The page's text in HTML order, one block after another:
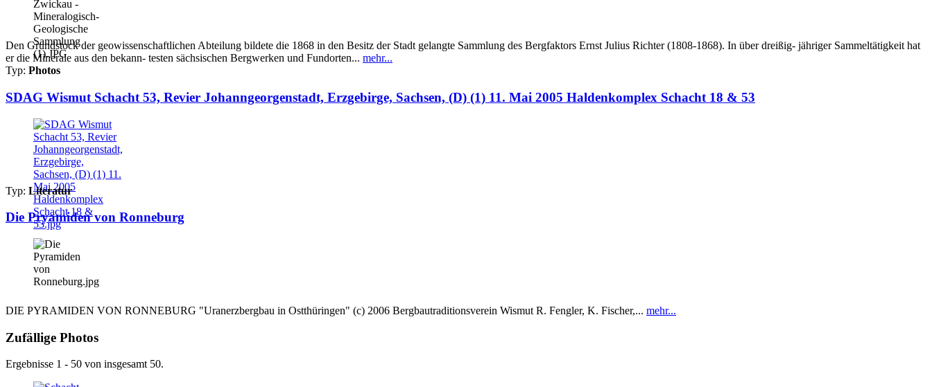
Den Grundstock der geowissenschaftlichen Abteilung bildete die 1868 in den Besitz der Stadt gelangte Sammlung des Bergfaktors Ernst Julius Richter (1808-1868). In über dreißig- jähriger Sammeltätigkeit hat
er die Minerale aus den bekann- testen sächsischen Bergwerken und Fundorten... mehr...
Typ: Photos
SDAG Wismut Schacht 53, Revier Johanngeorgenstadt, Erzgebirge, Sachsen, (D) (1) 11. Mai 2005 Haldenkomplex Schacht 18 & 53
Typ: Literatur
Die Pryamiden von Ronneburg
DIE PYRAMIDEN VON RONNEBURG "Uranerzbergbau in Ostthüringen" (c) 2006 Bergbautraditionsverein Wismut R. Fengler, K. Fischer,... mehr...
Zufällige Photos
Ergebnisse 1 - 50 von insgesamt 50.